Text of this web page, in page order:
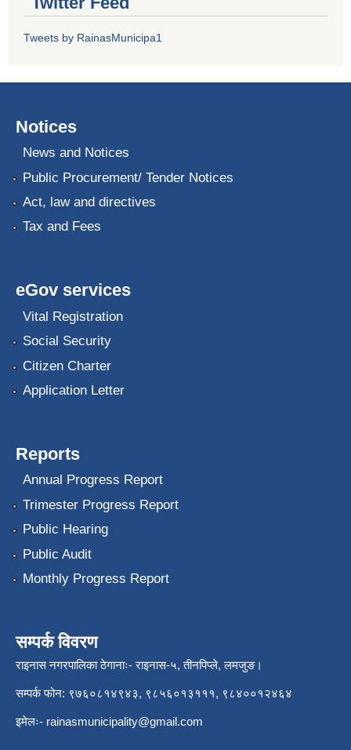
Tweets by RainasMunicipa1
Notices
News and Notices
Public Procurement/ Tender Notices
Act, law and directives
Tax and Fees
eGov services
Vital Registration
Social Security
Citizen Charter
Application Letter
Reports
Annual Progress Report
Trimester Progress Report
Public Hearing
Public Audit
Monthly Progress Report
सम्पर्क विवरण
राइनास नगरपालिका ठेगानाः- राइनास-५, तीनपिप्ले, लमजुङ।
सम्पर्क फोन: ९७६०८१४९४३, ९८५६०१३१११, ९८४००१२४६४
इमेलः- rainasmunicipality@gmail.com